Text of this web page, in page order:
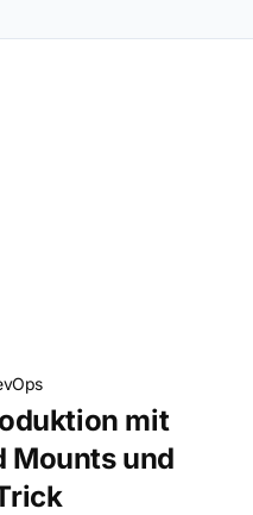
mit
Mounts und